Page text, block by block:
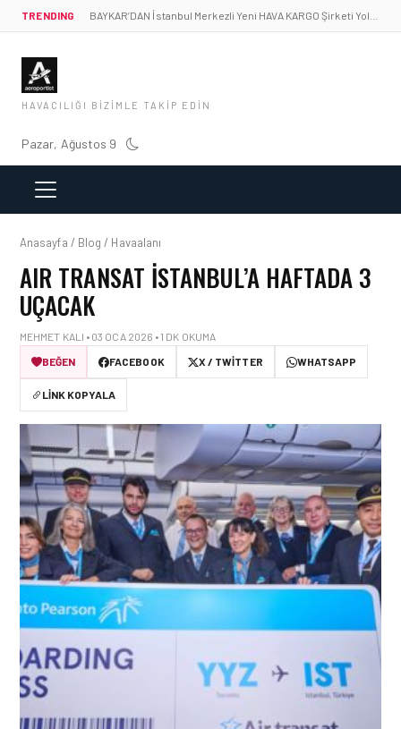
TRENDING
HAVACILIĞI BIZIMLE TAKIP EDIN
Pazar, Ağustos 9
Anasayfa / Blog / Havaalanı
AIR TRANSAT İSTANBUL’A HAFTADA 3
UÇACAK
MEHMET KALI • 03 OCA 2026 • 1 DK OKUMA
BEĞEN
FACEBOOK X / TWITTER WHATSAPP
LINK KOPYALA